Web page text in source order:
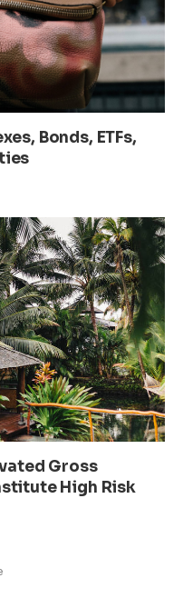
Bonds, ETFs,
Gross
High Risk